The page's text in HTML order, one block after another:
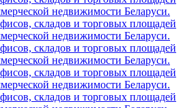
недвижимости Беларуси.
складов и торговых площадей
недвижимости Беларуси.
складов и торговых площадей
недвижимости Беларуси.
складов и торговых площадей
недвижимости Беларуси.
складов и торговых площадей